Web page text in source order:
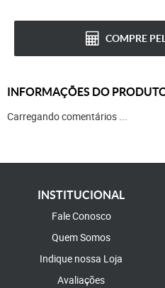
COMPRE
INFORMAÇÕES DO
Carregando comentários ...
INSTITUCIONAL
Fale Conosco
Quem Somos
Indique nossa Loja
Avaliações